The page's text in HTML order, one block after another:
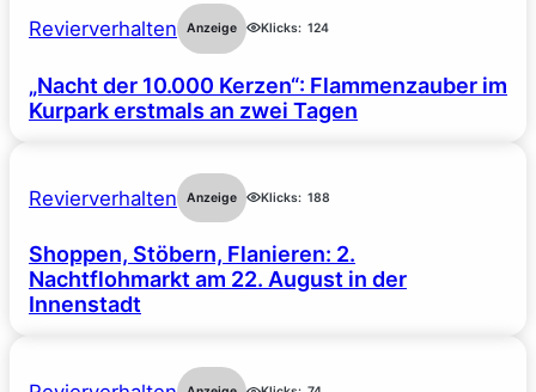
Revierverhalten Anzeige Klicks: 124
„Nacht der 10.000 Kerzen“: Flammenzauber im
Kurpark erstmals an zwei Tagen
Revierverhalten Anzeige Klicks: 188
Shoppen, Stöbern, Flanieren: 2.
Nachtflohmarkt am 22. August in der
Innenstadt